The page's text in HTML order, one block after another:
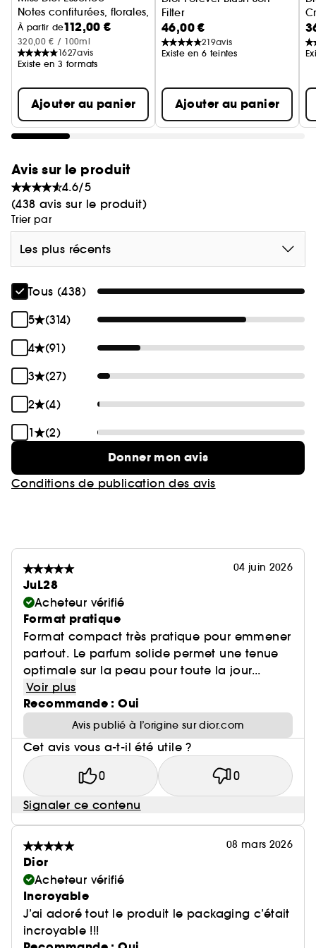
Notes confiturées, florales, boisées
À partir de112,00 €
320,00 € / 100ml
1627avis
Existe en 3 formats
Ajouter au panier
Filter
blush liquide fouetté au fini
46,00 €
219avis
Existe en 6 teintes
Ajouter au panier
Avis sur le produit
4.6/5
(438 avis sur le produit)
Trier par
Les plus récents
Tous (438)
5
(314)
4
(91)
3
(27)
2
(4)
1
(2)
Donner mon avis
Conditions de publication des avis
04 juin 2026
JuL28
Acheteur vérifié
Format pratique
Format compact très pratique pour emmener
partout. Le parfum solide permet une tenue
optimale sur la peau pour toute la jour...
Voir plus
Recommande : Oui
Avis publié à l’origine sur dior.com
Cet avis vous a-t-il été utile ?
0 0
Signaler ce contenu
08 mars 2026
Dior
Acheteur vérifié
Incroyable
J’ai adoré tout le produit le packaging c’était
incroyable !!!